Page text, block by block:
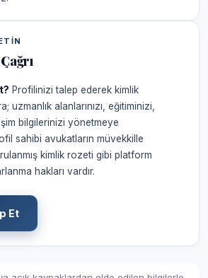
Profilinizi talep ederek kimlik
uzmanlık alanlarınızı, eğitiminizi,
bilgilerinizi yönetmeye
sahibi avukatların müvekkille
kimlik rozeti gibi platform
hakları vardır.
Et